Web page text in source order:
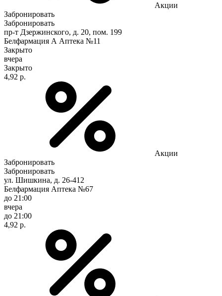
Акции
Забронировать
Забронировать
пр-т Дзержинского, д. 20, пом. 199
Белфармация А Аптека №11
Закрыто
вчера
Закрыто
4,92 р.
Акции
Забронировать
Забронировать
ул. Шишкина, д. 26-412
Белфармация Аптека №67
до 21:00
вчера
до 21:00
4,92 р.